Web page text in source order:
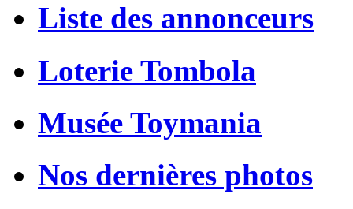
Liste des annonceurs
Loterie Tombola
Musée Toymania
Nos dernières photos